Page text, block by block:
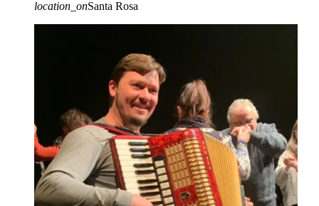
location_onSanta Rosa